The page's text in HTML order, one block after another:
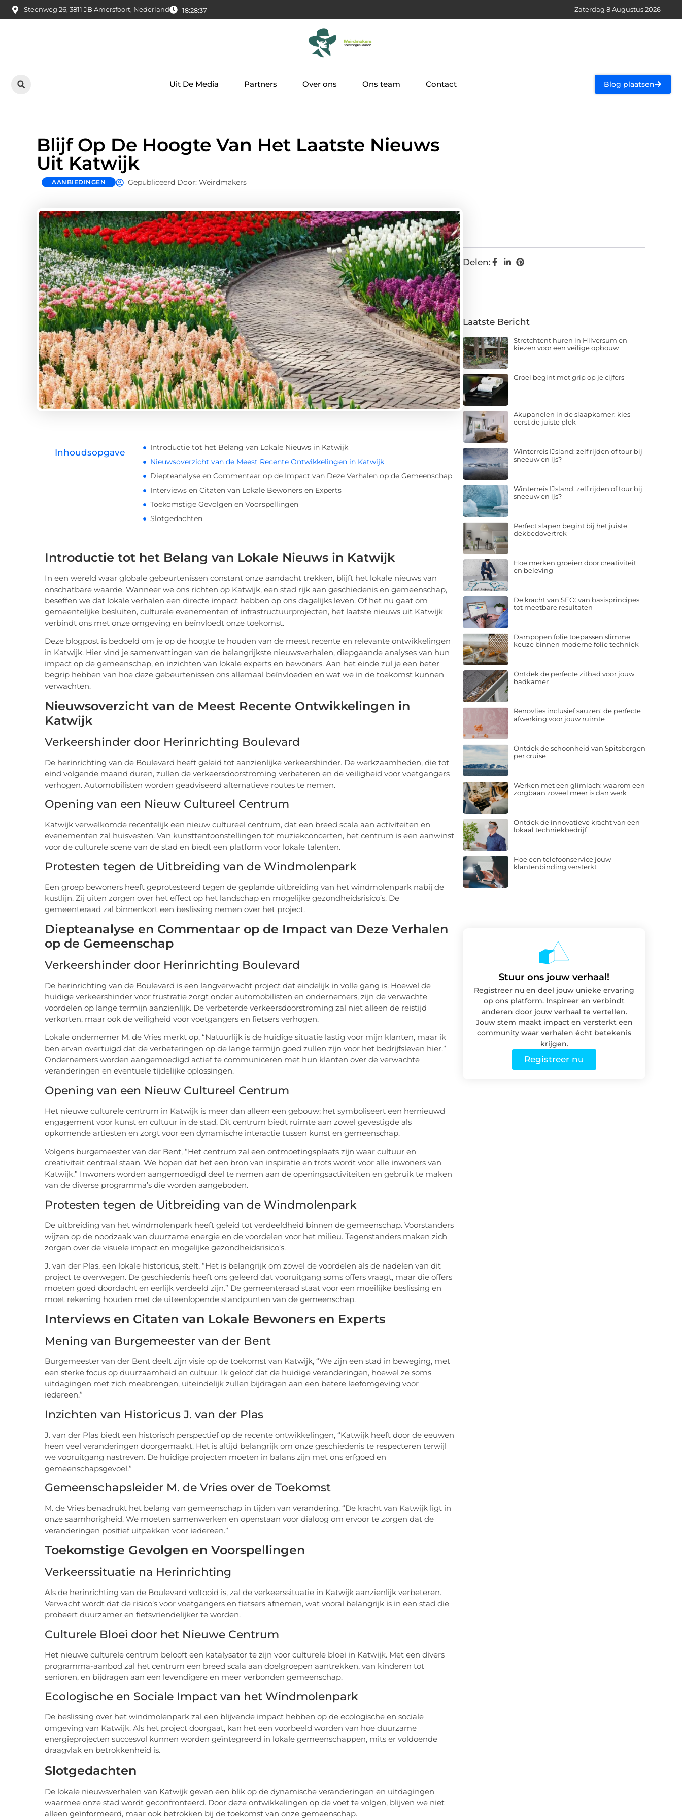
Steenweg 26, 3811 JB Amersfoort, Nederland 18:28:38 Zaterdag 8 Augustus 2026
Uit De Media Partners Over ons Ons team Contact Blog plaatsen
Blijf Op De Hoogte Van Het Laatste Nieuws
Uit Katwijk
AANBIEDINGEN Gepubliceerd Door: Weirdmakers
Inhoudsopgave
Introductie tot het Belang van Lokale Nieuws in Katwijk
Nieuwsoverzicht van de Meest Recente Ontwikkelingen in Katwijk
Diepteanalyse en Commentaar op de Impact van Deze Verhalen op de Gemeenschap
Interviews en Citaten van Lokale Bewoners en Experts
Toekomstige Gevolgen en Voorspellingen
Slotgedachten
Introductie tot het Belang van Lokale Nieuws in Katwijk
In een wereld waar globale gebeurtenissen constant onze aandacht trekken, blijft het lokale nieuws van
onschatbare waarde. Wanneer we ons richten op Katwijk, een stad rijk aan geschiedenis en gemeenschap,
beseffen we dat lokale verhalen een directe impact hebben op ons dagelijks leven. Of het nu gaat om
gemeentelijke besluiten, culturele evenementen of infrastructuurprojecten, het laatste nieuws uit Katwijk
verbindt ons met onze omgeving en beïnvloedt onze toekomst.
Deze blogpost is bedoeld om je op de hoogte te houden van de meest recente en relevante ontwikkelingen
in Katwijk. Hier vind je samenvattingen van de belangrijkste nieuwsverhalen, diepgaande analyses van hun
impact op de gemeenschap, en inzichten van lokale experts en bewoners. Aan het einde zul je een beter
begrip hebben van hoe deze gebeurtenissen ons allemaal beïnvloeden en wat we in de toekomst kunnen
verwachten.
Nieuwsoverzicht van de Meest Recente Ontwikkelingen in
Katwijk
Verkeershinder door Herinrichting Boulevard
De herinrichting van de Boulevard heeft geleid tot aanzienlijke verkeershinder. De werkzaamheden, die tot
eind volgende maand duren, zullen de verkeersdoorstroming verbeteren en de veiligheid voor voetgangers
verhogen. Automobilisten worden geadviseerd alternatieve routes te nemen.
Opening van een Nieuw Cultureel Centrum
Katwijk verwelkomde recentelijk een nieuw cultureel centrum, dat een breed scala aan activiteiten en
evenementen zal huisvesten. Van kunsttentoonstellingen tot muziekconcerten, het centrum is een aanwinst
voor de culturele scene van de stad en biedt een platform voor lokale talenten.
Protesten tegen de Uitbreiding van de Windmolenpark
Een groep bewoners heeft geprotesteerd tegen de geplande uitbreiding van het windmolenpark nabij de
kustlijn. Zij uiten zorgen over het effect op het landschap en mogelijke gezondheidsrisico’s. De
gemeenteraad zal binnenkort een beslissing nemen over het project.
Diepteanalyse en Commentaar op de Impact van Deze Verhalen
op de Gemeenschap
Verkeershinder door Herinrichting Boulevard
De herinrichting van de Boulevard is een langverwacht project dat eindelijk in volle gang is. Hoewel de
huidige verkeershinder voor frustratie zorgt onder automobilisten en ondernemers, zijn de verwachte
voordelen op lange termijn aanzienlijk. De verbeterde verkeersdoorstroming zal niet alleen de reistijd
verkorten, maar ook de veiligheid voor voetgangers en fietsers verhogen.
Lokale ondernemer M. de Vries merkt op, “Natuurlijk is de huidige situatie lastig voor mijn klanten, maar ik
ben ervan overtuigd dat de verbeteringen op de lange termijn goed zullen zijn voor het bedrijfsleven hier.”
Ondernemers worden aangemoedigd actief te communiceren met hun klanten over de verwachte
veranderingen en eventuele tijdelijke oplossingen.
Opening van een Nieuw Cultureel Centrum
Het nieuwe culturele centrum in Katwijk is meer dan alleen een gebouw; het symboliseert een hernieuwd
engagement voor kunst en cultuur in de stad. Dit centrum biedt ruimte aan zowel gevestigde als
opkomende artiesten en zorgt voor een dynamische interactie tussen kunst en gemeenschap.
Volgens burgemeester van der Bent, “Het centrum zal een ontmoetingsplaats zijn waar cultuur en
creativiteit centraal staan. We hopen dat het een bron van inspiratie en trots wordt voor alle inwoners van
Katwijk.” Inwoners worden aangemoedigd deel te nemen aan de openingsactiviteiten en gebruik te maken
van de diverse programma’s die worden aangeboden.
Protesten tegen de Uitbreiding van de Windmolenpark
De uitbreiding van het windmolenpark heeft geleid tot verdeeldheid binnen de gemeenschap. Voorstanders
wijzen op de noodzaak van duurzame energie en de voordelen voor het milieu. Tegenstanders maken zich
zorgen over de visuele impact en mogelijke gezondheidsrisico’s.
J. van der Plas, een lokale historicus, stelt, “Het is belangrijk om zowel de voordelen als de nadelen van dit
project te overwegen. De geschiedenis heeft ons geleerd dat vooruitgang soms offers vraagt, maar die offers
moeten goed doordacht en eerlijk verdeeld zijn.” De gemeenteraad staat voor een moeilijke beslissing en
moet rekening houden met de uiteenlopende standpunten van de gemeenschap.
Interviews en Citaten van Lokale Bewoners en Experts
Mening van Burgemeester van der Bent
Burgemeester van der Bent deelt zijn visie op de toekomst van Katwijk, “We zijn een stad in beweging, met
een sterke focus op duurzaamheid en cultuur. Ik geloof dat de huidige veranderingen, hoewel ze soms
uitdagingen met zich meebrengen, uiteindelijk zullen bijdragen aan een betere leefomgeving voor
iedereen.”
Inzichten van Historicus J. van der Plas
J. van der Plas biedt een historisch perspectief op de recente ontwikkelingen, “Katwijk heeft door de eeuwen
heen veel veranderingen doorgemaakt. Het is altijd belangrijk om onze geschiedenis te respecteren terwijl
we vooruitgang nastreven. De huidige projecten moeten in balans zijn met ons erfgoed en
gemeenschapsgevoel.”
Gemeenschapsleider M. de Vries over de Toekomst
M. de Vries benadrukt het belang van gemeenschap in tijden van verandering, “De kracht van Katwijk ligt in
onze saamhorigheid. We moeten samenwerken en openstaan voor dialoog om ervoor te zorgen dat de
veranderingen positief uitpakken voor iedereen.”
Toekomstige Gevolgen en Voorspellingen
Verkeerssituatie na Herinrichting
Als de herinrichting van de Boulevard voltooid is, zal de verkeerssituatie in Katwijk aanzienlijk verbeteren.
Verwacht wordt dat de risico’s voor voetgangers en fietsers afnemen, wat vooral belangrijk is in een stad die
probeert duurzamer en fietsvriendelijker te worden.
Culturele Bloei door het Nieuwe Centrum
Het nieuwe culturele centrum belooft een katalysator te zijn voor culturele bloei in Katwijk. Met een divers
programma-aanbod zal het centrum een breed scala aan doelgroepen aantrekken, van kinderen tot
senioren, en bijdragen aan een levendigere en meer verbonden gemeenschap.
Ecologische en Sociale Impact van het Windmolenpark
De beslissing over het windmolenpark zal een blijvende impact hebben op de ecologische en sociale
omgeving van Katwijk. Als het project doorgaat, kan het een voorbeeld worden van hoe duurzame
energieprojecten succesvol kunnen worden geïntegreerd in lokale gemeenschappen, mits er voldoende
draagvlak en betrokkenheid is.
Slotgedachten
De lokale nieuwsverhalen van Katwijk geven een blik op de dynamische veranderingen en uitdagingen
waarmee onze stad wordt geconfronteerd. Door deze ontwikkelingen op de voet te volgen, blijven we niet
alleen geïnformeerd, maar ook betrokken bij de toekomst van onze gemeenschap.
Delen:
Laatste Bericht
Stretchtent huren in Hilversum en
kiezen voor een veilige opbouw
Groei begint met grip op je cijfers
Akupanelen in de slaapkamer: kies
eerst de juiste plek
Winterreis IJsland: zelf rijden of tour bij
sneeuw en ijs?
Winterreis IJsland: zelf rijden of tour bij
sneeuw en ijs?
Perfect slapen begint bij het juiste
dekbedovertrek
Hoe merken groeien door creativiteit
en beleving
De kracht van SEO: van basisprincipes
tot meetbare resultaten
Dampopen folie toepassen slimme
keuze binnen moderne folie techniek
Ontdek de perfecte zitbad voor jouw
badkamer
Renovlies inclusief sauzen: de perfecte
afwerking voor jouw ruimte
Ontdek de schoonheid van Spitsbergen
per cruise
Werken met een glimlach: waarom een
zorgbaan zoveel meer is dan werk
Ontdek de innovatieve kracht van een
lokaal techniekbedrijf
Hoe een telefoonservice jouw
klantenbinding versterkt
Stuur ons jouw verhaal!
Registreer nu en deel jouw unieke ervaring
op ons platform. Inspireer en verbindt
anderen door jouw verhaal te vertellen.
Jouw stem maakt impact en versterkt een
community waar verhalen écht betekenis
krijgen.
Registreer nu